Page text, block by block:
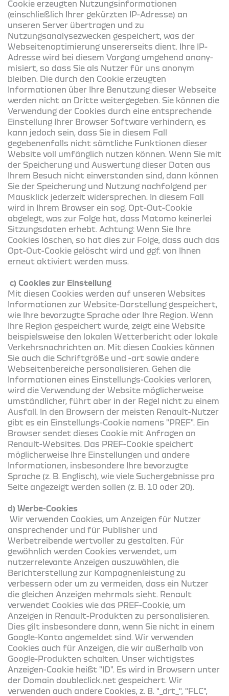
Cookie erzeugten Nutzungsinformationen
(einschließlich Ihrer gekürzten IP-Adresse) an
unseren Server übertragen und zu
Nutzungsanalysezwecken gespeichert, was der
Webseitenoptimierung unsererseits dient. Ihre IP-
Adresse wird bei diesem Vorgang umge­hend anony­
mi­siert, so dass Sie als Nutzer für uns anonym
bleiben. Die durch den Cookie erzeugten
Informationen über Ihre Benutzung dieser Webseite
werden nicht an Dritte weitergegeben. Sie können die
Verwendung der Cookies durch eine entsprechende
Einstellung Ihrer Browser Software verhindern, es
kann jedoch sein, dass Sie in diesem Fall
gegebenenfalls nicht sämtliche Funktionen dieser
Website voll umfänglich nutzen können. Wenn Sie mit
der Speicherung und Auswertung die­ser Daten aus
Ihrem Besuch nicht einverstanden sind, dann können
Sie der Speicherung und Nutzung nachfolgend per
Mausklick jederzeit widersprechen. In diesem Fall
wird in Ihrem Browser ein sog. Opt-Out-Cookie
abgelegt, was zur Folge hat, dass Matomo keinerlei
Sitzungsdaten erhebt. Achtung: Wenn Sie Ihre
Cookies löschen, so hat dies zur Folge, dass auch das
Opt-Out-Cookie gelöscht wird und ggf. von Ihnen
erneut aktiviert werden muss.
c) Cookies zur Einstellung
Mit diesen Cookies werden auf unseren Websites
Informationen zur Website-Darstellung gespeichert,
wie Ihre bevorzugte Sprache oder Ihre Region. Wenn
Ihre Region gespeichert wurde, zeigt eine Website
beispielsweise den lokalen Wetterbericht oder lokale
Verkehrsnachrichten an. Mit diesen Cookies können
Sie auch die Schriftgröße und -art sowie andere
Webseitenbereiche personalisieren. Gehen die
Informationen eines Einstellungs-Cookies verloren,
wird die Verwendung der Website möglicherweise
umständlicher, führt aber in der Regel nicht zu einem
Ausfall. In den Browsern der meisten Renault-Nutzer
gibt es ein Einstellungs-Cookie namens "PREF". Ein
Browser sendet dieses Cookie mit Anfragen an
Renault-Websites. Das PREF-Cookie speichert
möglicherweise Ihre Einstellungen und andere
Informationen, insbesondere Ihre bevorzugte
Sprache (z. B. Englisch), wie viele Suchergebnisse pro
Seite angezeigt werden sollen (z. B. 10 oder 20).
d) Werbe-Cookies
Wir verwenden Cookies, um Anzeigen für Nutzer
ansprechender und für Publisher und
Werbetreibende wertvoller zu gestalten. Für
gewöhnlich werden Cookies verwendet, um
nutzerrelevante Anzeigen auszuwählen, die
Berichterstellung zur Kampagnenleistung zu
verbessern oder um zu vermeiden, dass ein Nutzer
die gleichen Anzeigen mehrmals sieht. Renault
verwendet Cookies wie das PREF-Cookie, um
Anzeigen in Renault-Produkten zu personalisieren.
Dies gilt insbesondere dann, wenn Sie nicht in einem
Google-Konto angemeldet sind. Wir verwenden
Cookies auch für Anzeigen, die wir außerhalb von
Google-Produkten schalten. Unser wichtigstes
Anzeigen-Cookie heißt "ID". Es wird in Browsern unter
der Domain doubleclick.net gespeichert. Wir
verwenden auch andere Cookies, z. B. "_drt_", "FLC",